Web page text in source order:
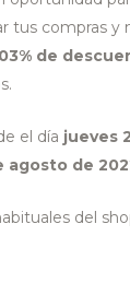
tus compras y
de
el día jueves
agosto de
del